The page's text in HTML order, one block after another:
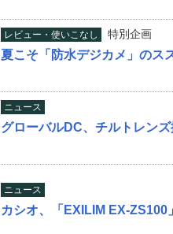
レビュー・使いこなし 特別企画
夏こそ「防水デジカメ」のス
ニュース
グローバルDC、チルトレン
ニュース
カシオ、「EXILIM EX-ZS100